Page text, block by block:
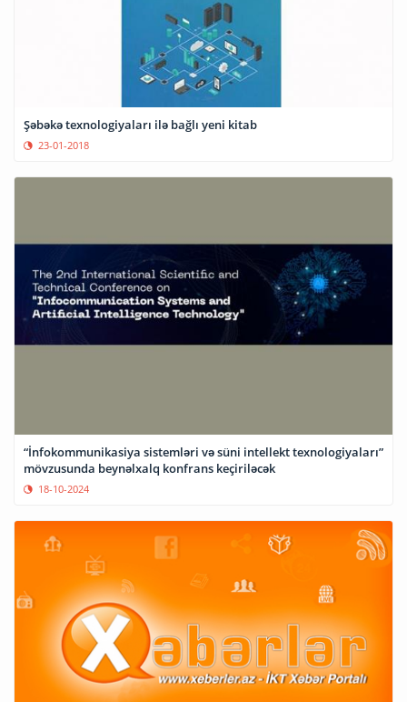
Şəbəkə texnologiyaları ilə bağlı yeni kitab
23-01-2018
“İnfokommunikasiya sistemləri və süni intellekt texnologiyaları”
mövzusunda beynəlxalq konfrans keçiriləcək
18-10-2024